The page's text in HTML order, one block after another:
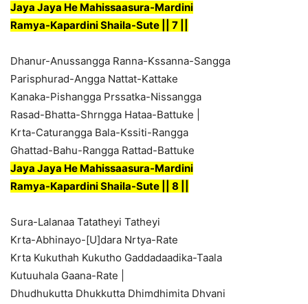
Jaya Jaya He Mahissaasura-Mardini
Ramya-Kapardini Shaila-Sute || 7 ||
Dhanur-Anussangga Ranna-Kssanna-Sangga
Parisphurad-Angga Nattat-Kattake
Kanaka-Pishangga Prssatka-Nissangga
Rasad-Bhatta-Shrngga Hataa-Battuke |
Krta-Caturangga Bala-Kssiti-Rangga
Ghattad-Bahu-Rangga Rattad-Battuke
Jaya Jaya He Mahissaasura-Mardini
Ramya-Kapardini Shaila-Sute || 8 ||
Sura-Lalanaa Tatatheyi Tatheyi
Krta-Abhinayo-[U]dara Nrtya-Rate
Krta Kukuthah Kukutho Gaddadaadika-Taala
Kutuuhala Gaana-Rate |
Dhudhukutta Dhukkutta Dhimdhimita Dhvani